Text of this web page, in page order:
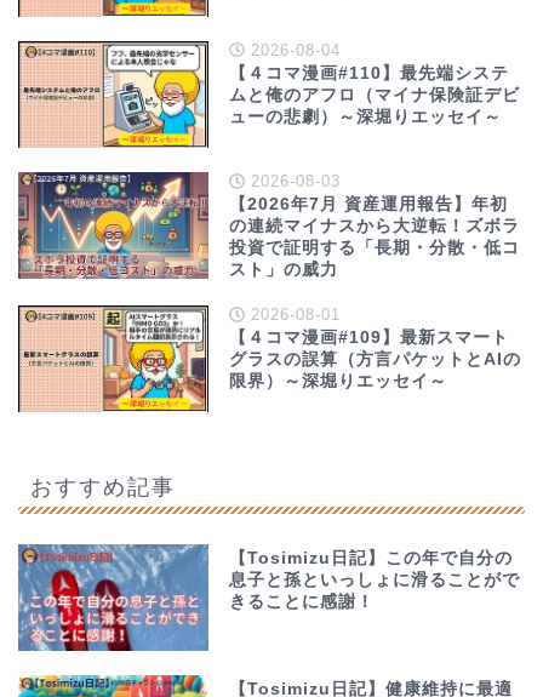
2026-08-04
【４コマ漫画#110】最先端システ
ムと俺のアフロ（マイナ保険証デビ
ューの悲劇）～深堀りエッセイ～
2026-08-03
【2026年7月 資産運用報告】年初
の連続マイナスから大逆転！ズボラ
投資で証明する「長期・分散・低コ
スト」の威力
2026-08-01
【４コマ漫画#109】最新スマート
グラスの誤算（方言パケットとAIの
限界）～深堀りエッセイ～
おすすめ記事
【Tosimizu日記】この年で自分の
息子と孫といっしょに滑ることがで
きることに感謝！
【Tosimizu日記】健康維持に最適